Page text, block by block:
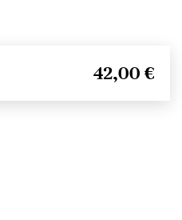
42,00 €